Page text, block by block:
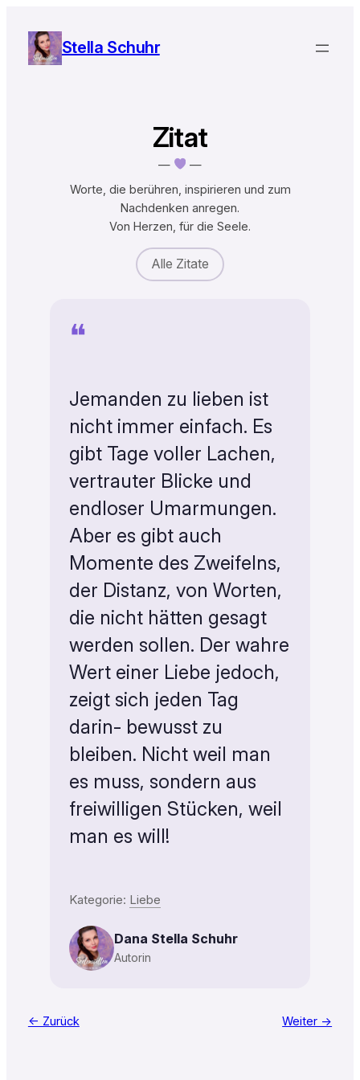
Inhalt
springen
Stella Schuhr
Zitat
—
—
Worte, die berühren, inspirieren und zum
Nachdenken anregen.
Von Herzen, für die Seele.
Alle Zitate
❝
Jemanden zu lieben ist
nicht immer einfach. Es
gibt Tage voller Lachen,
vertrauter Blicke und
endloser Umarmungen.
Aber es gibt auch
Momente des Zweifelns,
der Distanz, von Worten,
die nicht hätten gesagt
werden sollen. Der wahre
Wert einer Liebe jedoch,
zeigt sich jeden Tag
darin- bewusst zu
bleiben. Nicht weil man
es muss, sondern aus
freiwilligen Stücken, weil
man es will!
Kategorie: Liebe
Dana Stella Schuhr
Autorin
← Zurück Weiter →